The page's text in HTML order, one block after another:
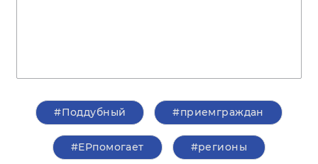
#Поддубный #приемграждан
#ЕРпомогает #регионы